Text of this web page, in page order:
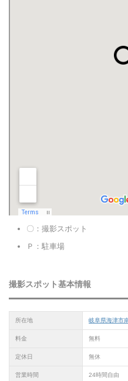
〇：撮影スポット
Ｐ：駐車場
撮影スポット基本情報
所在地 岐阜県海津市
料金 無料
定休日 無休
営業時間 24時間自由